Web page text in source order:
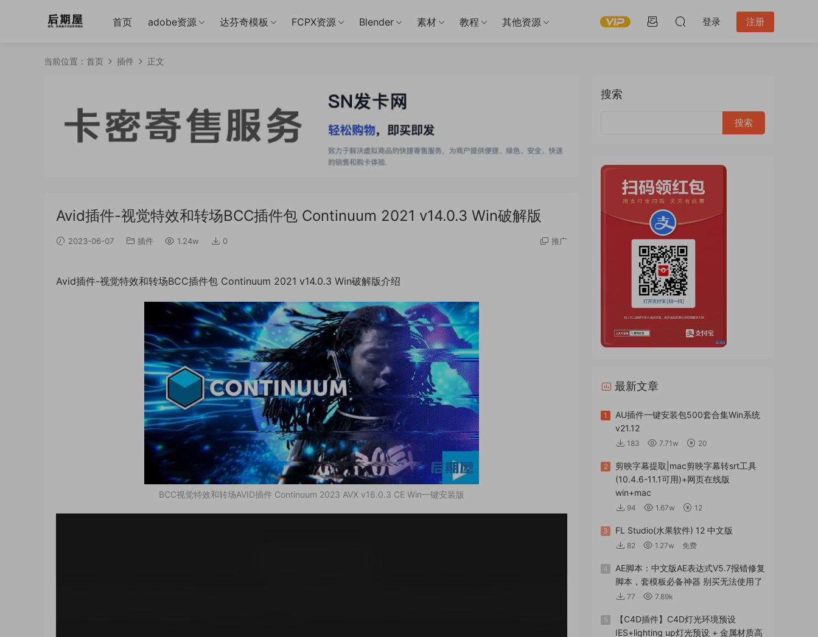
首页 adobe资源 达芬奇模板 FCPX资源 Blender 素材 教程 其他资源 登录 注册
当前位置： 首页 插件 正文
Avid插件-视觉特效和转场BCC插件包 Continuum 2021 v14.0.3 Win破解版
2023-06-07 插件 1.24w 0 推广
Avid插件-视觉特效和转场BCC插件包 Continuum 2021 v14.0.3 Win破解版介绍
BCC视觉特效和转场AVID插件 Continuum 2023 AVX v16.0.3 CE Win一键安装版
搜索
最新文章
1
AU插件一键安装包500套合集Win系统
v21.12
183 7.71w 20
2
剪映字幕提取|mac剪映字幕转srt工具
(10.4.6-11.1可用)+网页在线版
win+mac
94 1.67w 12
3 FL Studio(水果软件) 12 中文版
82 1.27w 免费
4
AE脚本：中文版AE表达式V5.7报错修复
脚本，套模板必备神器 别买无法使用了
77 7.89k
5
【C4D插件】C4D灯光环境预设
IES+lighting up灯光预设 + 金属材质高